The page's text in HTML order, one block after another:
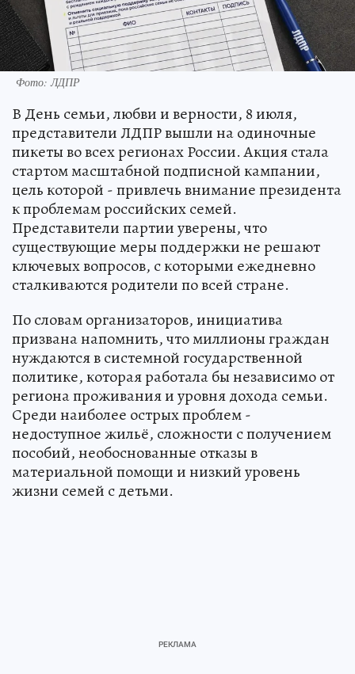
Фото: ЛДПР
В День семьи, любви и верности, 8 июля,
представители ЛДПР вышли на одиночные
пикеты во всех регионах России. Акция стала
стартом масштабной подписной кампании,
цель которой - привлечь внимание президента
к проблемам российских семей.
Представители партии уверены, что
существующие меры поддержки не решают
ключевых вопросов, с которыми ежедневно
сталкиваются родители по всей стране.
По словам организаторов, инициатива
призвана напомнить, что миллионы граждан
нуждаются в системной государственной
политике, которая работала бы независимо от
региона проживания и уровня дохода семьи.
Среди наиболее острых проблем -
недоступное жильё, сложности с получением
пособий, необоснованные отказы в
материальной помощи и низкий уровень
жизни семей с детьми.